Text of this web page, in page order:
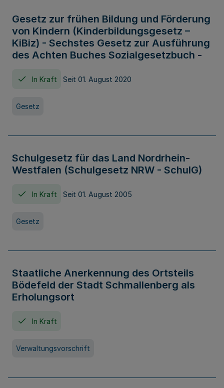
Gesetz zur frühen Bildung und Förderung
von Kindern (Kinderbildungsgesetz –
KiBiz) - Sechstes Gesetz zur Ausführung
des Achten Buches Sozialgesetzbuch -
In Kraft Seit 01. August 2020
Gesetz
Schulgesetz für das Land Nordrhein-
Westfalen (Schulgesetz NRW - SchulG)
In Kraft Seit 01. August 2005
Gesetz
Staatliche Anerkennung des Ortsteils
Bödefeld der Stadt Schmallenberg als
Erholungsort
In Kraft
Verwaltungsvorschrift